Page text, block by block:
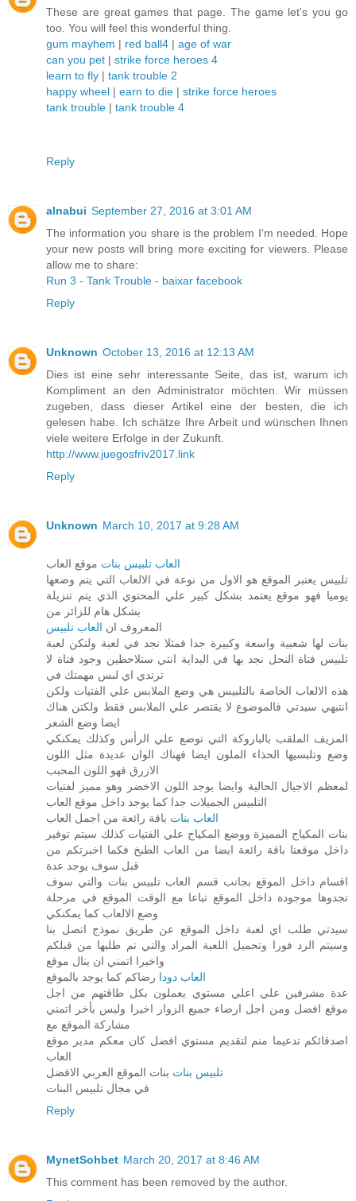
These are great games that page. The game let's you go
too. You will feel this wonderful thing.
gum mayhem | red ball4 | age of war
can you pet | strike force heroes 4
learn to fly | tank trouble 2
happy wheel | earn to die | strike force heroes
tank trouble | tank trouble 4
Reply
alnabui September 27, 2016 at 3:01 AM
The information you share is the problem I'm needed. Hope
your new posts will bring more exciting for viewers. Please
allow me to share:
Run 3 - Tank Trouble - baixar facebook
Reply
Unknown October 13, 2016 at 12:13 AM
Dies ist eine sehr interessante Seite, das ist, warum ich
Kompliment an den Administrator möchten. Wir müssen
zugeben, dass dieser Artikel eine der besten, die ich
gelesen habe. Ich schätze Ihre Arbeit und wünschen Ihnen
viele weitere Erfolge in der Zukunft.
http://www.juegosfriv2017.link
Reply
Unknown March 10, 2017 at 9:28 AM
العاب تلبيس بنات موقع العاب
تلبيس يعتبر الموقع هو الاول من نوعة في الالعاب التي يتم وضعها
يوميا فهو موقع يعتمد بشكل كبير علي المحتوي الذي يتم تنزيلة
بشكل هام للزائر من
المعروف ان العاب تلبيس
بنات لها شعبية واسعة وكبيرة جدا فمثلا نجد في لعبة ولتكن لعبة
تلبيس فتاة النحل نجد بها في البداية انتي ستلاحظين وجود فتاة لا
ترتدي اي لبس مهمتك في
هذه الالعاب الخاصة بالتلبيس هي وضع الملابس علي الفتيات ولكن
انتبهي سيدتي فالموضوع لا يقتصر علي الملابس فقط ولكتن هناك
ايضا وضع الشعر
المزيف الملقب بالباروكة التي توضع علي الرأس وكذلك يمكنكي
وضع وتلبسيها الحذاء الملون ايضا فهناك الوان عديدة مثل اللون
الازرق فهو اللون المحبب
لمعظم الاجيال الحالية وايضا يوجد اللون الاخضر وهو مميز لفتيات
التلبيس الجميلات جدا كما يوجد داخل موقع العاب
العاب بنات باقة رائعة من اجمل العاب
بنات المكياج المميزة ووضع المكياج علي الفتيات كذلك سيتم توفير
داخل موقعنا باقة رائعة ايضا من العاب الطبخ فكما اخبرتكم من
قبل سوف يوجد عدة
اقسام داخل الموقع بجانب قسم العاب تلبيس بنات والتي سوف
تجدوها موجودة داخل الموقع تباعا مع الوقت الموقع في مرحلة
وضع الالعاب كما يمكنكي
سيدتي طلب اي لعبة داخل الموقع عن طريق نموذج اتصل بنا
وسيتم الرد فورا وتحميل اللعبة المراد والتي تم طلبها من قبلكم
واخيرا اتمني ان ينال موقع
العاب دودا رضاكم كما يوجد بالموقع
عدة مشرفين علي اعلي مستوي يعملون بكل طاقتهم من اجل
موقع افضل ومن اجل ارضاء جميع الزوار اخيرا وليس بأخر اتمني
مشاركة الموقع مع
اصدقائكم تدعيما منم لتقديم مستوي افضل كان معكم مدير موقع
العاب
تلبيس بنات بنات الموقع العربي الافضل
في مجال تلبيس البنات
Reply
MynetSohbet March 20, 2017 at 8:46 AM
This comment has been removed by the author.